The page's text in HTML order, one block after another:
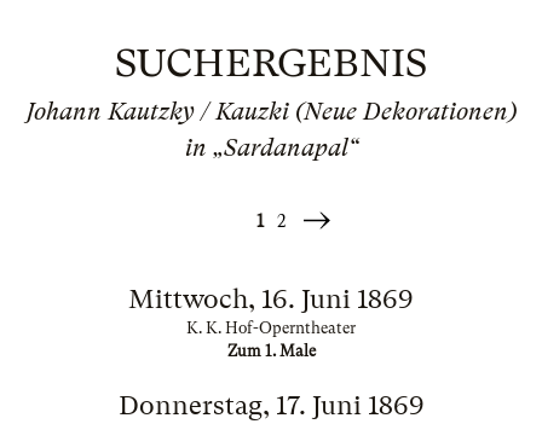
SUCHERGEBNIS
Johann Kautzky / Kauzki (Neue Dekorationen)
in „Sardanapal“
1 2
Weiter
Mittwoch, 16. Juni 1869
K. K. Hof-Operntheater
Zum 1. Male
Donnerstag, 17. Juni 1869